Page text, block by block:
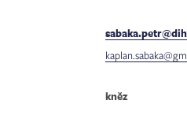
kněz